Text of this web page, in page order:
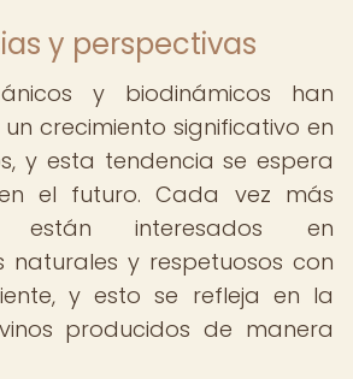
y perspectivas
y biodinámicos han
crecimiento significativo en
y esta tendencia se espera
el futuro. Cada vez más
están interesados en
naturales y respetuosos con
y esto se refleja en la
producidos de manera